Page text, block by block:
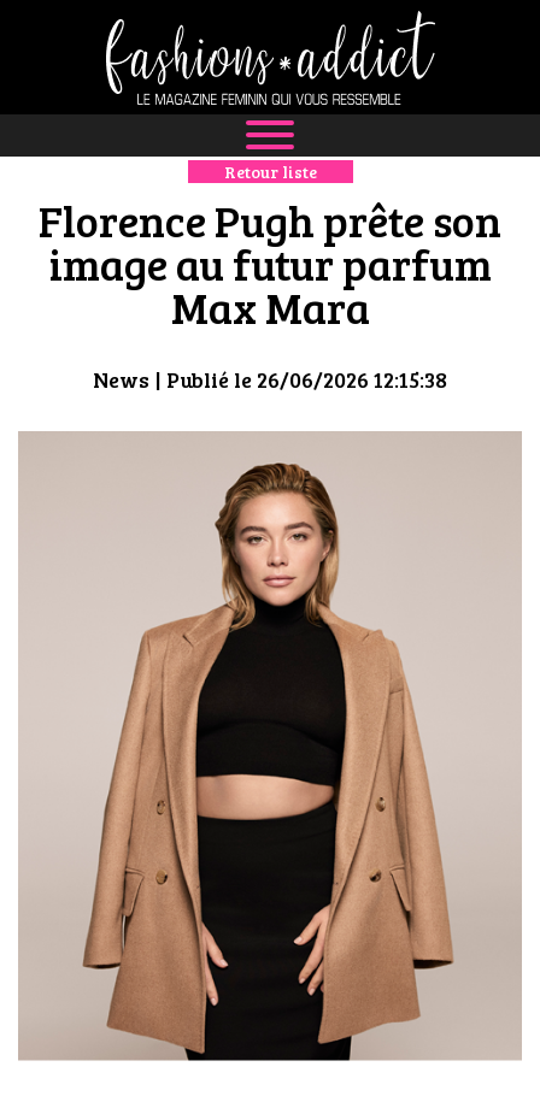
NEWS
MODE
LUXE
DÉFILÉS
BOUTIQUE
CULTURE
HIGH TECH
MAISON
LIEUX TENDANCES
BEAUTÉ
MODE DE RUE
JEUNES CRÉATEURS
HISTOIRE DES MARQUES
Retour liste
Florence Pugh prête son
image au futur parfum
Max Mara
News | Publié le 26/06/2026 12:15:38